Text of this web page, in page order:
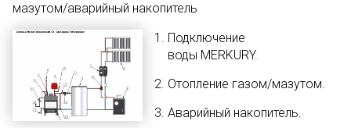
мазутом/аварийный накопитель
Подключение
воды MERKURY.
Отопление газом/мазутом.
Аварийный накопитель.